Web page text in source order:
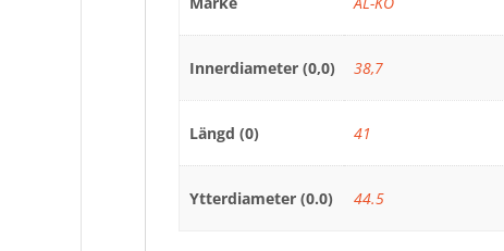
Innerdiameter (0,0) 38,7
Längd (0) 41
Ytterdiameter (0.0) 44.5